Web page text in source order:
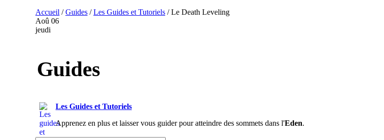
Accueil /Guides /Les Guides et Tutoriels /Le Death Leveling
Aoû 06
jeudi
Guides
Les Guides et Tutoriels
Apprenez en plus et laisser vous guider pour atteindre des sommets dans l'Eden.